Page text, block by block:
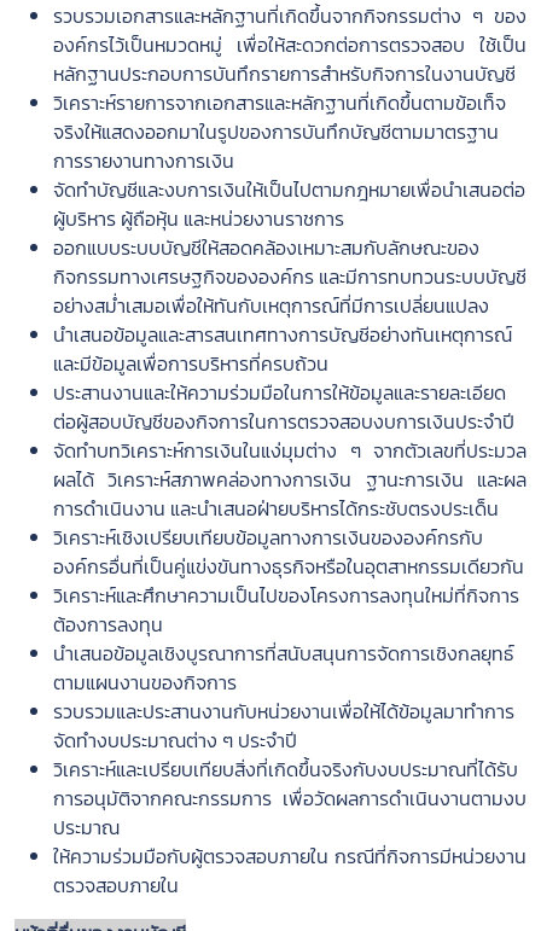
รวบรวมเอกสารและหลักฐานที่เกิดขึ้นจากกิจกรรมต่าง ๆ ของ
องค์กรไว้เป็นหมวดหมู่ เพื่อให้สะดวกต่อการตรวจสอบ ใช้เป็น
หลักฐานประกอบการบันทึกรายการสำหรับกิจการในงานบัญชี
วิเคราะห์รายการจากเอกสารและหลักฐานที่เกิดขึ้นตามข้อเท็จ
จริงให้แสดงออกมาในรูปของการบันทึกบัญชีตามมาตรฐาน
การรายงานทางการเงิน
จัดทำบัญชีและงบการเงินให้เป็นไปตามกฎหมายเพื่อนำเสนอต่อ
ผู้บริหาร ผู้ถือหุ้น และหน่วยงานราชการ
ออกแบบระบบบัญชีให้สอดคล้องเหมาะสมกับลักษณะของ
กิจกรรมทางเศรษฐกิจขององค์กร และมีการทบทวนระบบบัญชี
อย่างสม่ำเสมอเพื่อให้ทันกับเหตุการณ์ที่มีการเปลี่ยนแปลง
นำเสนอข้อมูลและสารสนเทศทางการบัญชีอย่างทันเหตุการณ์
และมีข้อมูลเพื่อการบริหารที่ครบถ้วน
ประสานงานและให้ความร่วมมือในการให้ข้อมูลและรายละเอียด
ต่อผู้สอบบัญชีของกิจการในการตรวจสอบงบการเงินประจำปี
จัดทำบทวิเคราะห์การเงินในแง่มุมต่าง ๆ จากตัวเลขที่ประมวล
ผลได้ วิเคราะห์สภาพคล่องทางการเงิน ฐานะการเงิน และผล
การดำเนินงาน และนำเสนอฝ่ายบริหารได้กระชับตรงประเด็น
วิเคราะห์เชิงเปรียบเทียบข้อมูลทางการเงินขององค์กรกับ
องค์กรอื่นที่เป็นคู่แข่งขันทางธุรกิจหรือในอุตสาหกรรมเดียวกัน
วิเคราะห์และศึกษาความเป็นไปของโครงการลงทุนใหม่ที่กิจการ
ต้องการลงทุน
นำเสนอข้อมูลเชิงบูรณาการที่สนับสนุนการจัดการเชิงกลยุทธ์
ตามแผนงานของกิจการ
รวบรวมและประสานงานกับหน่วยงานเพื่อให้ได้ข้อมูลมาทำการ
จัดทำงบประมาณต่าง ๆ ประจำปี
วิเคราะห์และเปรียบเทียบสิ่งที่เกิดขึ้นจริงกับงบประมาณที่ได้รับ
การอนุมัติจากคณะกรรมการ เพื่อวัดผลการดำเนินงานตามงบ
ประมาณ
ให้ความร่วมมือกับผู้ตรวจสอบภายใน กรณีที่กิจการมีหน่วยงาน
ตรวจสอบภายใน